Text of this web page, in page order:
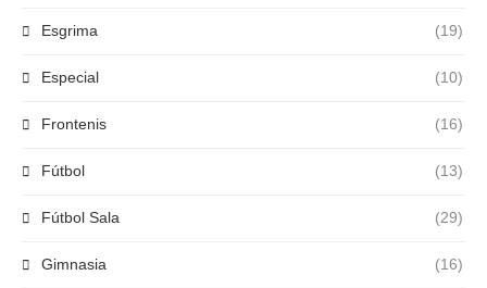
Esgrima (19)
Especial (10)
Frontenis (16)
Fútbol (13)
Fútbol Sala (29)
Gimnasia (16)